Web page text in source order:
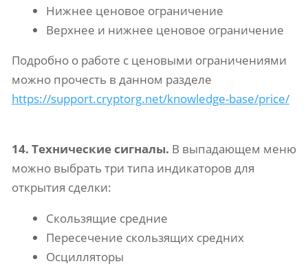
Нижнее ценовое ограничение
Верхнее и нижнее ценовое ограничение
Подробно о работе с ценовыми ограничениями
можно прочесть в данном разделе
https://support.cryptorg.net/knowledge-base/price/
14. Технические сигналы. В выпадающем меню
можно выбрать три типа индикаторов для
открытия сделки:
Скользящие средние
Пересечение скользящих средних
Осцилляторы